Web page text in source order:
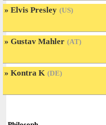
Elvis Presley (US)
Gustav Mahler (AT)
Kontra K (DE)